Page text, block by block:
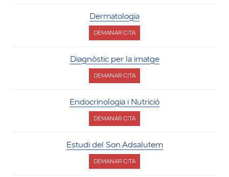
TORÀCICA
Dermatologia
DEMANAR CITA
PER
Diagnòstic per la imatge
DEMANAR CITA
PER
PER
LA
Endocrinologia i Nutrició
DEMANAR CITA
PER
NUTRICIÓ
Estudi del Son Adsalutem
DEMANAR CITA
PER